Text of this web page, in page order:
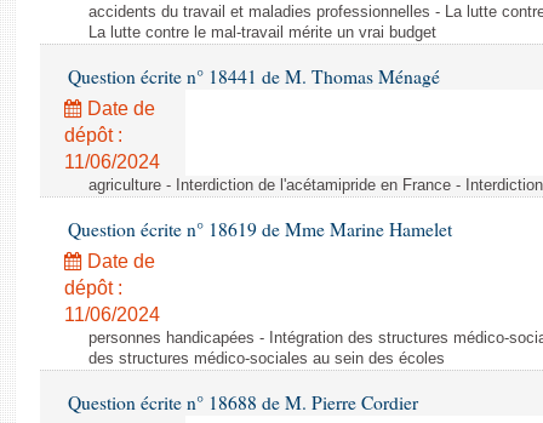
accidents du travail et maladies professionnelles - La lutte
La lutte contre le mal-travail mérite un vrai budget
Question écrite n° 18441 de M. Thomas Ménagé
Date de
dépôt :
11/06/2024
agriculture - Interdiction de l'acétamipride en France -
Question écrite n° 18619 de Mme Marine Hamelet
Date de
dépôt :
11/06/2024
personnes handicapées - Intégration des structures médico-
des structures médico-sociales au sein des écoles
Question écrite n° 18688 de M. Pierre Cordier